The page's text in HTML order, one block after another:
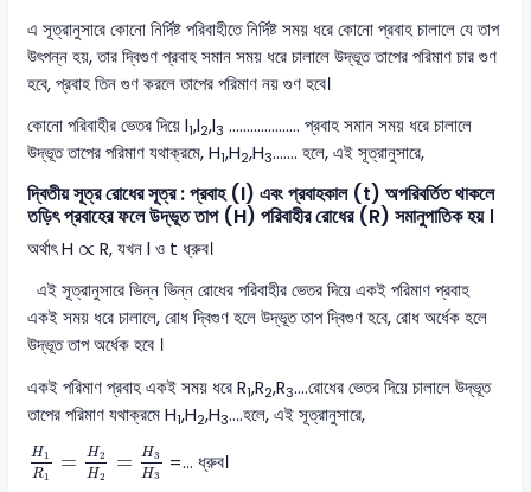
এ সূত্রানুসারে কোনো নির্দিষ্ট পরিবাহীতে নির্দিষ্ট সময় ধরে কোনো প্রবাহ চালালে যে তাপ
উৎপন্ন হয়, তার দ্বিগুণ প্রবাহ সমান সময় ধরে চালালে উদ্ভূত তাপের পরিমাণ চার গুণ
হবে, প্রবাহ তিন গুণ করলে তাপের পরিমাণ নয় গুণ হবে।
কোনো পরিবাহীর ভেতর দিয়ে l1,l2,l3 .................... প্রবাহ সমান সময় ধরে চালালে
উদ্ভূত তাপের পরিমাণ যথাক্রমে, H1,H2,H3……. হলে, এই সূত্রানুসারে,
দ্বিতীয় সূত্র রোধের সূত্র : প্রবাহ (I) এবং প্রবাহকাল (t) অপরিবর্তিত থাকলে
তড়িৎ প্রবাহের ফলে উদ্ভূত তাপ (H) পরিবাহীর রোধের (R) সমানুপাতিক হয় ।
অর্থাৎ H ∝
∝ R, যখন l ও t ধ্রুব।
এই সূত্রানুসারে ভিন্ন ভিন্ন রোধের পরিবাহীর ভেতর দিয়ে একই পরিমাণ প্রবাহ
একই সময় ধরে চালালে, রোধ দ্বিগুণ হলে উদ্ভূত তাপ দ্বিগুণ হবে, রোধ অর্ধেক হলে
উদ্ভূত তাপ অর্ধেক হবে ।
একই পরিমাণ প্রবাহ একই সময় ধরে R1,R2,R3….রোধের ভেতর দিয়ে চালালে উদ্ভূত
তাপের পরিমাণ যথাক্রমে H1,H2,H3….হলে, এই সূত্রানুসারে,
H1
R1
= H2
H2
= H3
H3
H1 H2 =H
=… ধ্রুব।